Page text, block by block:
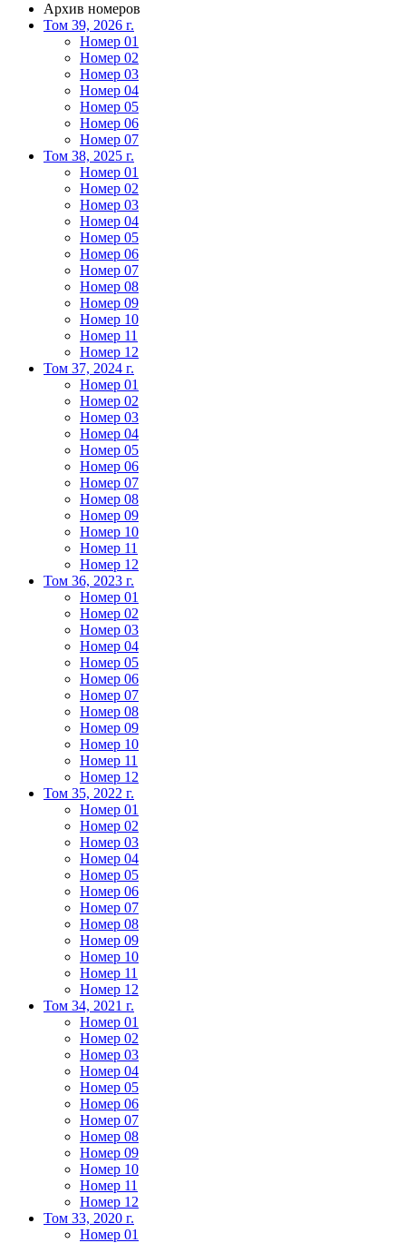
Архив номеров
Том 39, 2026 г.
Номер 01
Номер 02
Номер 03
Номер 04
Номер 05
Номер 06
Номер 07
Том 38, 2025 г.
Номер 01
Номер 02
Номер 03
Номер 04
Номер 05
Номер 06
Номер 07
Номер 08
Номер 09
Номер 10
Номер 11
Номер 12
Том 37, 2024 г.
Номер 01
Номер 02
Номер 03
Номер 04
Номер 05
Номер 06
Номер 07
Номер 08
Номер 09
Номер 10
Номер 11
Номер 12
Том 36, 2023 г.
Номер 01
Номер 02
Номер 03
Номер 04
Номер 05
Номер 06
Номер 07
Номер 08
Номер 09
Номер 10
Номер 11
Номер 12
Том 35, 2022 г.
Номер 01
Номер 02
Номер 03
Номер 04
Номер 05
Номер 06
Номер 07
Номер 08
Номер 09
Номер 10
Номер 11
Номер 12
Том 34, 2021 г.
Номер 01
Номер 02
Номер 03
Номер 04
Номер 05
Номер 06
Номер 07
Номер 08
Номер 09
Номер 10
Номер 11
Номер 12
Том 33, 2020 г.
Номер 01